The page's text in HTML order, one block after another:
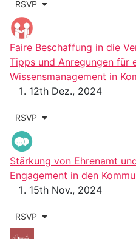
RSVP
Faire Beschaffung in die
Tipps und Anregungen für
Wissensmanagement in
12th Dez., 2024
RSVP
Stärkung von Ehrenamt
Engagement in den
15th Nov., 2024
RSVP